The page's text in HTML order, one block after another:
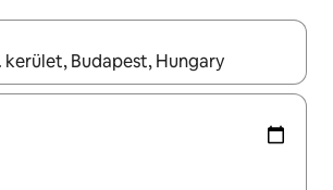
estiverem disponíveis, explore-os